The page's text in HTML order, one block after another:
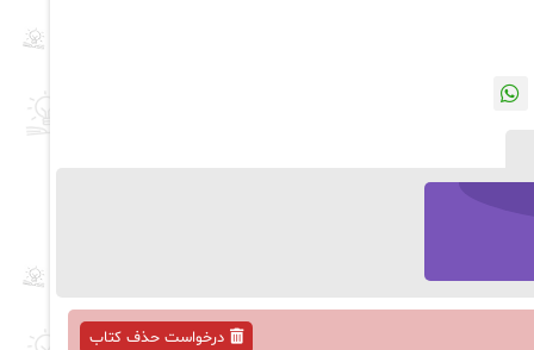
درخواست حذف کتاب